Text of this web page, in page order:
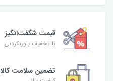
قیمت شگفت‌انگیز
با تخفیف باورنکردنی
تضمین سلامت کالا